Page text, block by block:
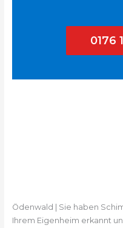
0176
Ödenwald | Sie haben
Ihrem Eigenheim erkannt